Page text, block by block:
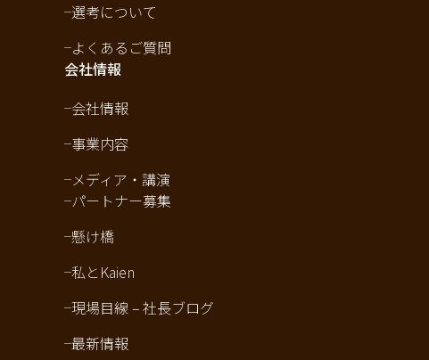
選考について
よくあるご質問
会社情報
会社情報
事業内容
メディア・講演
パートナー募集
懸け橋
私とKaien
現場目線 – 社長ブログ
最新情報